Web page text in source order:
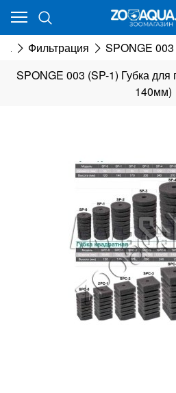
Фильтрация
SPONGE
SPONGE 003 (SP-1) Губка
140мм)
Ваш город - Минск,
ДА НЕТ